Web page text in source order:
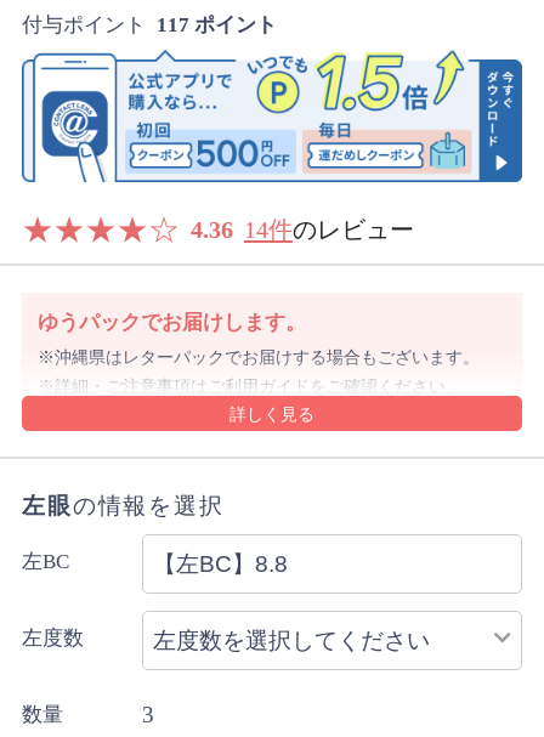
付与ポイント 117 ポイント
★★★★☆ 4.36 14件のレビュー
ゆうパックでお届けします。
沖縄県はレターパックでお届けする場合もございます。
詳細・ご注意事項はご利用ガイドをご確認ください。
ご注文内容により上記と異なる場合があります。
左眼の情報を選択
左BC
左度数
数量 3